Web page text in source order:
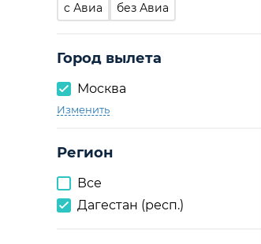
c Авиа без Авиа
Город вылета
Москва
Изменить
Регион
Все
Дагестан (респ.)